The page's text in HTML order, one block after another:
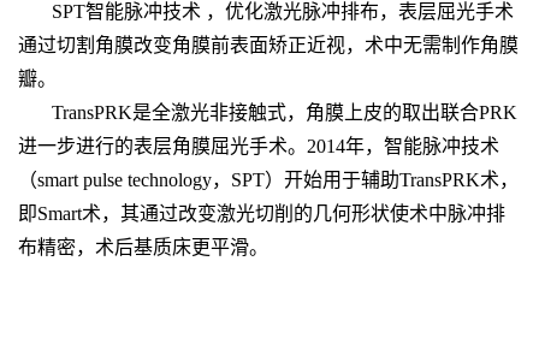
SPT智能脉冲技术 ，优化激光脉冲排布，表层屈光手术
通过切割角膜改变角膜前表面矫正近视，术中无需制作角膜
瓣。
TransPRK是全激光非接触式，角膜上皮的取出联合PRK
进一步进行的表层角膜屈光手术。2014年，智能脉冲技术
（smart pulse technology，SPT）开始用于辅助TransPRK术，
即Smart术，其通过改变激光切削的几何形状使术中脉冲排
布精密，术后基质床更平滑。